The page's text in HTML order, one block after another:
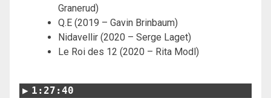
Granerud)
Q.E (2019 – Gavin Brinbaum)
Nidavellir (2020 – Serge Laget)
Le Roi des 12 (2020 – Rita Modl)
1:27:40